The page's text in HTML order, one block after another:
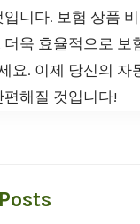
입니다. 보험 상품
더욱 효율적으로 보
요. 이제 당신의 자
해질 것입니다!